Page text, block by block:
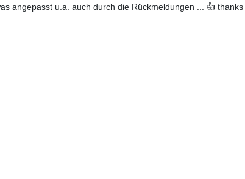
angepasst u.a. auch durch die Rückmeldungen ... 👍 thanks